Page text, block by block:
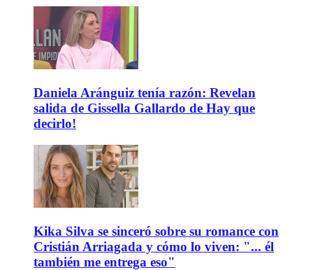
Daniela Aránguiz tenía razón: Revelan
salida de Gissella Gallardo de Hay que
decirlo!
Kika Silva se sinceró sobre su romance con
Cristián Arriagada y cómo lo viven: "... él
también me entrega eso"